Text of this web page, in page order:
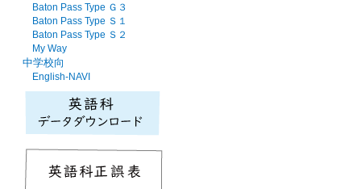
Baton Pass Type Ｇ３
Baton Pass Type Ｓ１
Baton Pass Type Ｓ２
My Way
中学校向
English-NAVI